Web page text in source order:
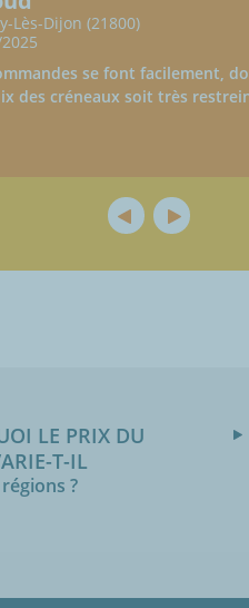
Lès-Dijon (21800)
se font facilement,
des créneaux soit très
LE PRIX DU
T-IL
?